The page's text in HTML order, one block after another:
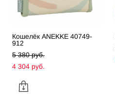
Кошелёк ANEKKE 40749-
912
5 380 pуб.
4 304 pуб.